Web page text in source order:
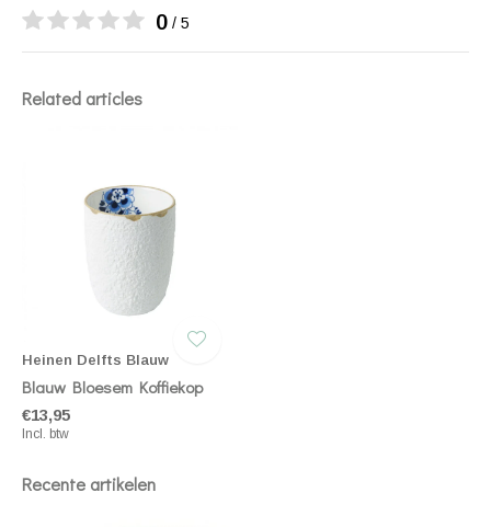
0 / 5
Related articles
Heinen Delfts Blauw
Blauw Bloesem Koffiekop
€13,95
Incl. btw
Recente artikelen